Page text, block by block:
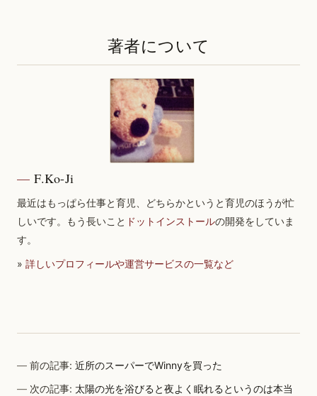
著者について
F.Ko-Ji
最近はもっぱら仕事と育児、どちらかというと育児のほうが忙
しいです。もう長いこと ドットインストールの開発をしていま
す。
» 詳しいプロフィールや運営サービスの一覧など
前の記事:近所のスーパーでWinnyを買った
次の記事: 太陽の光を浴びると夜よく眠れるというのは本当